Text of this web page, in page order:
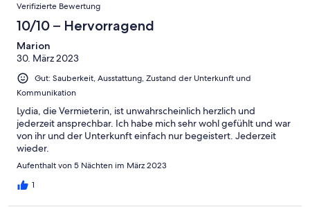
Verifizierte Bewertung
10/10 – Hervorragend
Marion
30. März 2023
Gut: Sauberkeit, Ausstattung, Zustand der Unterkunft und
Kommunikation
Lydia, die Vermieterin, ist unwahrscheinlich herzlich und
jederzeit ansprechbar. Ich habe mich sehr wohl gefühlt und war
von ihr und der Unterkunft einfach nur begeistert. Jederzeit
wieder.
Aufenthalt von 5 Nächten im März 2023
1